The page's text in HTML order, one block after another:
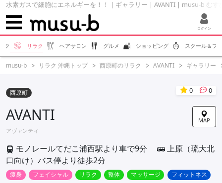
水素ガスで細胞にエネルギーを！！ | ギャラリー | AVANTI | musu-b むす
ログイン
ク リラク ヘアサロン グルメ ショッピング スクール＆フ
musu-b リラク 沖縄トップ 西原町のリラク AVANTI ギャラリー
西原町 0 0
MAP
AVANTI
アヴァンティ
モノレールてだこ浦西駅より車で9分
上原（琉大北
口向け）バス停より徒歩2分
痩身 フェイシャル リラク 整体 マッサージ
フィットネス